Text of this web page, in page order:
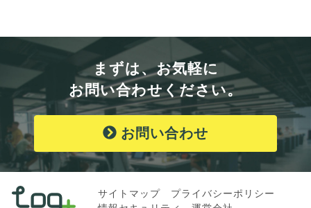
まずは、お気軽に
お問い合わせください。
お問い合わせ
サイトマップ
プライバシーポリシー